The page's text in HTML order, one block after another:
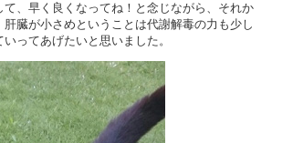
、早く良くなってね！と念じながら、それか
臓が小さめということは代謝解毒の力も少し
ってあげたいと思いました。